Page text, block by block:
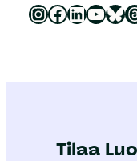
Luonnonsuojeluliitto Instagramissa Luonnonsuojeluliitto Facebookissa Luonnonsuojeluliitto LinkedInissä Luonnonsuojeluliiton YouTube-kanava Luonnonsuojeluliitto Blueskyssa Luonnonsuojeluliitto Threadsissa
Tilaa